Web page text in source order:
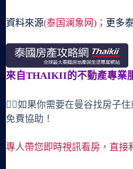
資料來源(泰国澜象网)； 更多
來自THAIKII的不動產專業
🙋‍♀️如果你需要在曼谷找房子
免費協助！
專人帶您即時視訊看房，直接